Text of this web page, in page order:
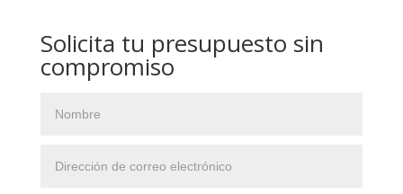
Solicita tu presupuesto sin
compromiso